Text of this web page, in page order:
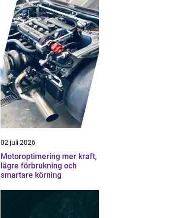
02 juli 2026
Motoroptimering mer kraft,
lägre förbrukning och
smartare körning